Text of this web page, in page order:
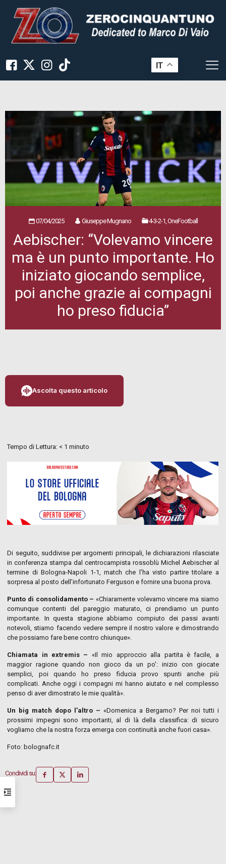
IT
07/04/2025 Giuseppe Mugnano 4-3-2-1, OneFootball
Aebischer: “Volevamo vincere
ma è un punto importante. Ho
iniziato giocando semplice,
poi anche grazie ai compagni
ho preso fiducia”
Ascolta questo articolo
Tempo di Lettura: < 1 minuto
Di seguito, suddivise per argomenti principali, le dichiarazioni rilasciate
in conferenza stampa dal centrocampista rossoblù Michel Aebischer al
termine di Bologna-Napoli 1-1, match che l’ha visto partire titolare a
sorpresa al posto dell’infortunato Ferguson e fornire una buona prova.
Punto di consolidamento – «Chiaramente volevamo vincere ma siamo
comunque contenti del pareggio maturato, ci prendiamo un punto
importante. In questa stagione abbiamo compiuto dei passi avanti
notevoli, stiamo facendo vedere sempre il nostro valore e dimostrando
che possiamo fare bene contro chiunque».
Chiamata in extremis – «Il mio approccio alla partita è facile, a
maggior ragione quando non gioco da un po’: inizio con giocate
semplici, poi quando ho preso fiducia provo spunti anche più
complicati. Anche oggi i compagni mi hanno aiutato e nel complesso
penso di aver dimostrato le mie qualità».
Un big match dopo l’altro – «Domenica a Bergamo? Per noi tutti i
prossimi impegni sono importanti, al di là della classifica: di sicuro
vogliamo che la nostra forza emerga con continuità anche fuori casa».
Foto: bolognafc.it
Condividi su: